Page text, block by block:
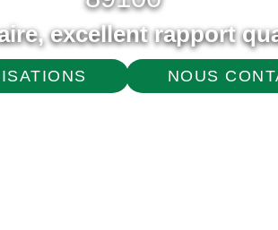
excellent rapport
NOUS